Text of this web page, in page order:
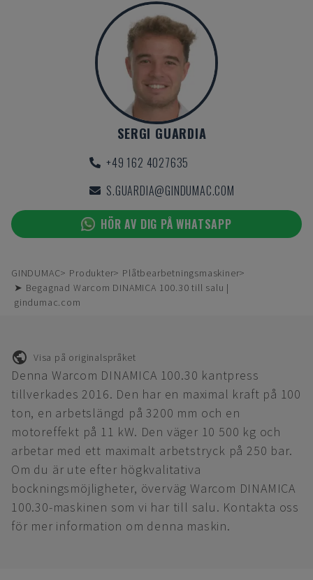
SERGI GUARDIA
+49 162 4027635
S.GUARDIA@GINDUMAC.COM
HÖR AV DIG PÅ WHATSAPP
GINDUMAC Produkter
Plåtbearbetningsmaskiner
➤ Begagnad Warcom DINAMICA 100.30 till salu |
gindumac.com
Visa på originalspråket
Denna Warcom DINAMICA 100.30 kantpress
tillverkades 2016. Den har en maximal kraft på 100
ton, en arbetslängd på 3200 mm och en
motoreffekt på 11 kW. Den väger 10 500 kg och
arbetar med ett maximalt arbetstryck på 250 bar.
Om du är ute efter högkvalitativa
bockningsmöjligheter, överväg Warcom DINAMICA
100.30-maskinen som vi har till salu. Kontakta oss
för mer information om denna maskin.